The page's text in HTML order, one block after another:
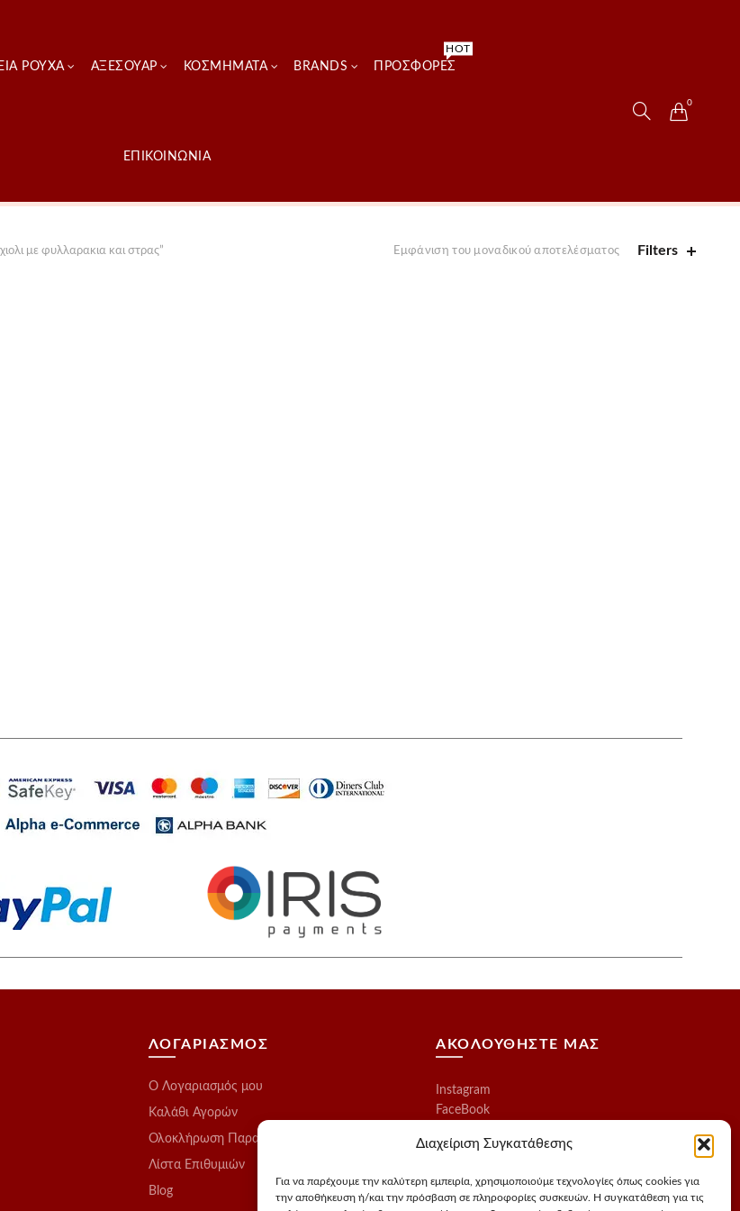
Διαχείριση Συγκατάθεσης
Για να παρέχουμε την καλύτερη εμπειρία, χρησιμοποιούμε τεχνολογίες όπως cookies για
την αποθήκευση ή/και την πρόσβαση σε πληροφορίες συσκευών. Η συγκατάθεση για τις
ΡΟΎΧΑ ΑΞΕΣΟΥΑΡ ΚΟΣΜΗΜΑΤΑ BRANDS ΠΡΟΣΦΟΡΈΣ
HOT
ΕΠΙΚΟΙΝΩΝΙΑ
0
με φυλλαρακια και στρας” Εμφάνιση του μοναδικού αποτελέσματος Filters
ΛΟΓΑΡΙΑΣΜΟΣ
O Λογαριασμός μου
Καλάθι Αγορών
Ολοκλήρωση Παραγγελίας
Λίστα Επιθυμιών
Blog
ΑΚΟΛΟΥΘΗΣΤΕ ΜΑΣ
Instagram
FaceBook